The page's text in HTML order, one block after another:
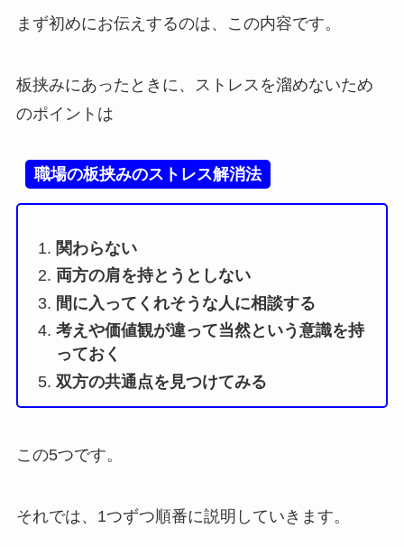
まず初めにお伝えするのは、この内容です。
板挟みにあったときに、ストレスを溜めないため
のポイントは
職場の板挟みのストレス解消法
関わらない
両方の肩を持とうとしない
間に入ってくれそうな人に相談する
考えや価値観が違って当然という意識を持
っておく
双方の共通点を見つけてみる
この5つです。
それでは、1つずつ順番に説明していきます。